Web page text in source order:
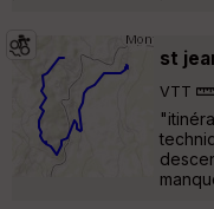
st
VTT